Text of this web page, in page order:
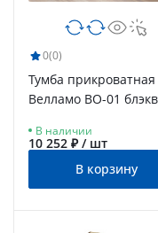
0(0)
Тумба прикроватная
Велламо ВО-01
В наличии
10 252 ₽ / шт
В корзину